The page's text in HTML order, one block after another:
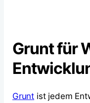
Grunt für
Grunt ist jedem